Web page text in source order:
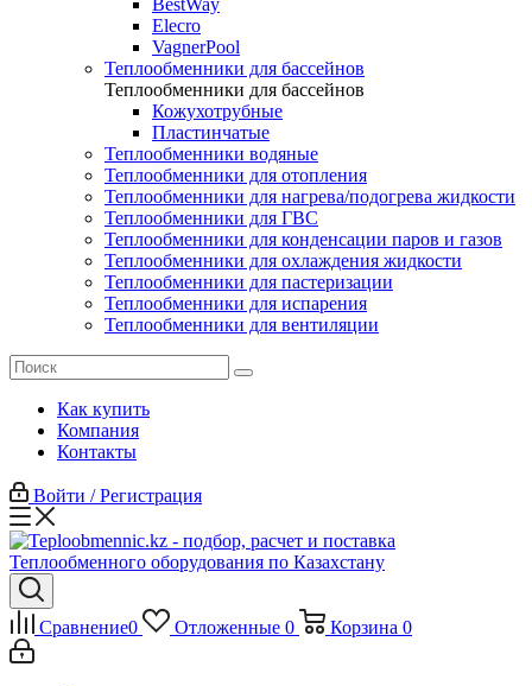
BestWay
Elecro
VagnerPool
Теплообменники для бассейнов
Теплообменники для бассейнов
Кожухотрубные
Пластинчатые
Теплообменники водяные
Теплообменники для отопления
Теплообменники для нагрева/подогрева жидкости
Теплообменники для ГВС
Теплообменники для конденсации паров и газов
Теплообменники для охлаждения жидкости
Теплообменники для пастеризации
Теплообменники для испарения
Теплообменники для вентиляции
Как купить
Компания
Контакты
Войти / Регистрация
Сравнение0 Отложенные 0 Корзина 0